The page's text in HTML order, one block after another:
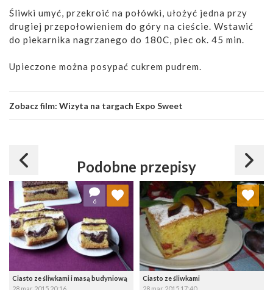
Śliwki umyć, przekroić na połówki, ułożyć jedna przy
drugiej przepołowieniem do góry na cieście. Wstawić
do piekarnika nagrzanego do 180C, piec ok. 45 min.
Upieczone można posypać cukrem pudrem.
Zobacz film: Wizyta na targach Expo Sweet
Podobne przepisy
Ciasto ze śliwkami i masą budyniową
28 mar 2015 20:16
6
Dodaj do ulubionych
Wybierz listę:
Ciasto ze śliwkami
28 mar 2015 17:40
Dodaj do ulubionych
Wybierz listę: